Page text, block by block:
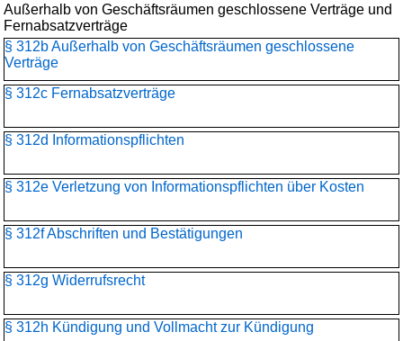
Außerhalb von Geschäftsräumen geschlossene Verträge und
Fernabsatzverträge
§ 312b Außerhalb von Geschäftsräumen geschlossene
Verträge
§ 312c Fernabsatzverträge
§ 312d Informationspflichten
§ 312e Verletzung von Informationspflichten über Kosten
§ 312f Abschriften und Bestätigungen
§ 312g Widerrufsrecht
§ 312h Kündigung und Vollmacht zur Kündigung